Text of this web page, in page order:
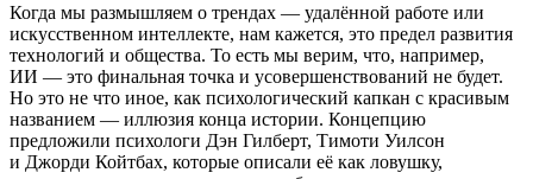
Когда мы размышляем о трендах — удалённой работе или
искусственном интеллекте, нам кажется, это предел развития
технологий и общества. То есть мы верим, что, например,
ИИ — это финальная точка и усовершенствований не будет.
Но это не что иное, как психологический капкан с красивым
названием — иллюзия конца истории. Концепцию
предложили психологи Дэн Гилберт, Тимоти Уилсон
и Джорди Койтбах, которые описали её как ловушку,